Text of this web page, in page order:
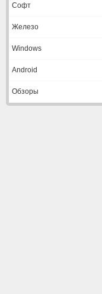
Софт
Железо
Windows
Android
Обзоры